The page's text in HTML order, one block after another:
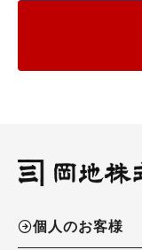
個人のお客様